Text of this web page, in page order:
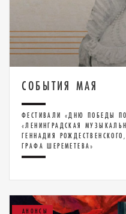
CОБЫТИЯ МАЯ
ФЕСТИВАЛИ «ДНЮ ПОБЕДЫ
«ЛЕНИНГРАДСКАЯ
ГЕННАДИЯ
ГРАФА ШЕРЕМЕТЕВА»
АНОНСЫ